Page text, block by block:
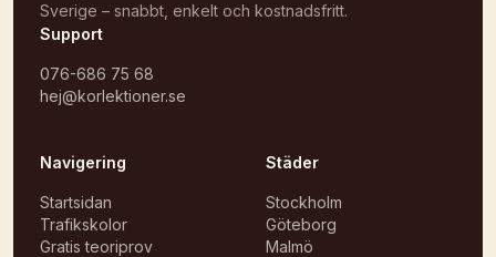
Sverige – snabbt, enkelt och kostnadsfritt.
Support
076-686 75 68
hej@korlektioner.se
Navigering
Startsidan
Trafikskolor
Gratis teoriprov
Städer
Stockholm
Göteborg
Malmö